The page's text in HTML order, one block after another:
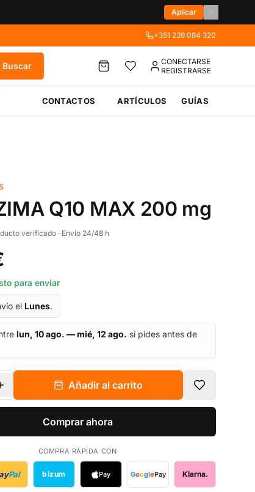
Aplicar
+351 239 084 320
Buscar
CONECTARSE
REGISTRARSE
CONTACTOS ARTÍCULOS GUÍAS
Q10 MAX 200 mg
verificado · Envío 24/48 h
para enviar
el Lunes.
lun, 10 ago. — mié, 12 ago. si pides antes de
Añadir al carrito
Comprar ahora
COMPRA RÁPIDA CON
Pal bizum Pay GooglePay Klarna.